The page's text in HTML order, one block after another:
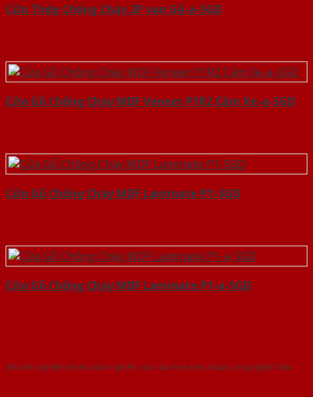
Cửa Thép Chống Cháy 2P van Gỗ-a-SGD
Cửa Gỗ Chống Cháy MDF Veneer P1R2 Căm Xe-a-SGD
Cửa Gỗ Chống Cháy MDF Laminate P1-SGD
Cửa Gỗ Chống Cháy MDF Laminate P1-a-SGD
Với kinh nghiệm nhiêu năm nghiên cứu cửa theo tiêu chuẩn công nghệ Châu